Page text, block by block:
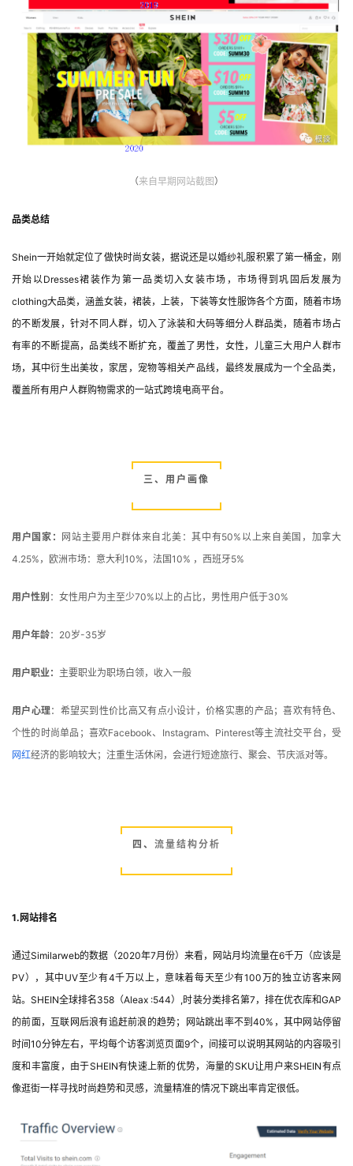
（来自早期网站截图 ）
品类总结
Shein一开始就定位了做快时尚女装，据说还是以婚纱礼服积累了第一桶金，刚
开始以Dresses裙装作为第一品类切入女装市场，市场得到巩固后发展为
clothing大品类，涵盖女装，裙装，上装，下装等女性服饰各个方面，随着市场
的不断发展，针对不同人群，切入了泳装和大码等细分人群品类，随着市场占
有率的不断提高，品类线不断扩充，覆盖了男性，女性，儿童三大用户人群市
场，其中衍生出美妆，家居，宠物等相关产品线，最终发展成为一个全品类，
覆盖所有用户人群购物需求的一站式跨境电商平台。
三、用户画像
用户国家：
网站主要用户群体来自北美：其中有50%以上来自美国，加拿大
4.25%，欧洲市场：意大利10%，法国10% ，西班牙5%
用户性别 ：女性用户为主至少70%以上的占比，男性用户低于30%
用户年龄：20岁-35岁
用户职业： 主要职业为职场白领，收入一般
用户心理：希望买到性价比高又有点小设计，价格实惠的产品；喜欢有特色、
个性的时尚单品；喜欢Facebook、Instagram、Pinterest等主流社交平台，受
网红经济的影响较大；注重生活休闲，会进行短途旅行、聚会、节庆派对等。
四、 流量结构分析
1.网站排名
通过Similarweb的数据（2020年7月份）来看，网站月均流量在6千万（应该是
PV），其中UV至少有4千万以上，意味着每天至少有100万的独立访客来网
站。SHEIN全球排名358（Aleax :544）,时装分类排名第7，排在优衣库和GAP
的前面，互联网后浪有追赶前浪的趋势；网站跳出率不到40%，其中网站停留
时间10分钟左右，平均每个访客浏览页面9个，间接可以说明其网站的内容吸引
度和丰富度，由于SHEIN有快速上新的优势，海量的SKU让用户来SHEIN有点
像逛街一样寻找时尚趋势和灵感，流量精准的情况下跳出率肯定很低。